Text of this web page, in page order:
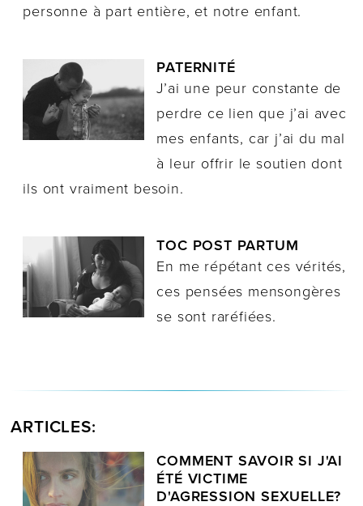
personne à part entière, et notre enfant.
PATERNITÉ
J’ai une peur constante de
perdre ce lien que j’ai avec
mes enfants, car j’ai du mal
à leur offrir le soutien dont
ils ont vraiment besoin.
TOC POST PARTUM
En me répétant ces vérités,
ces pensées mensongères
se sont raréfiées.
ARTICLES:
COMMENT SAVOIR SI J'AI
ÉTÉ VICTIME
D'AGRESSION SEXUELLE?